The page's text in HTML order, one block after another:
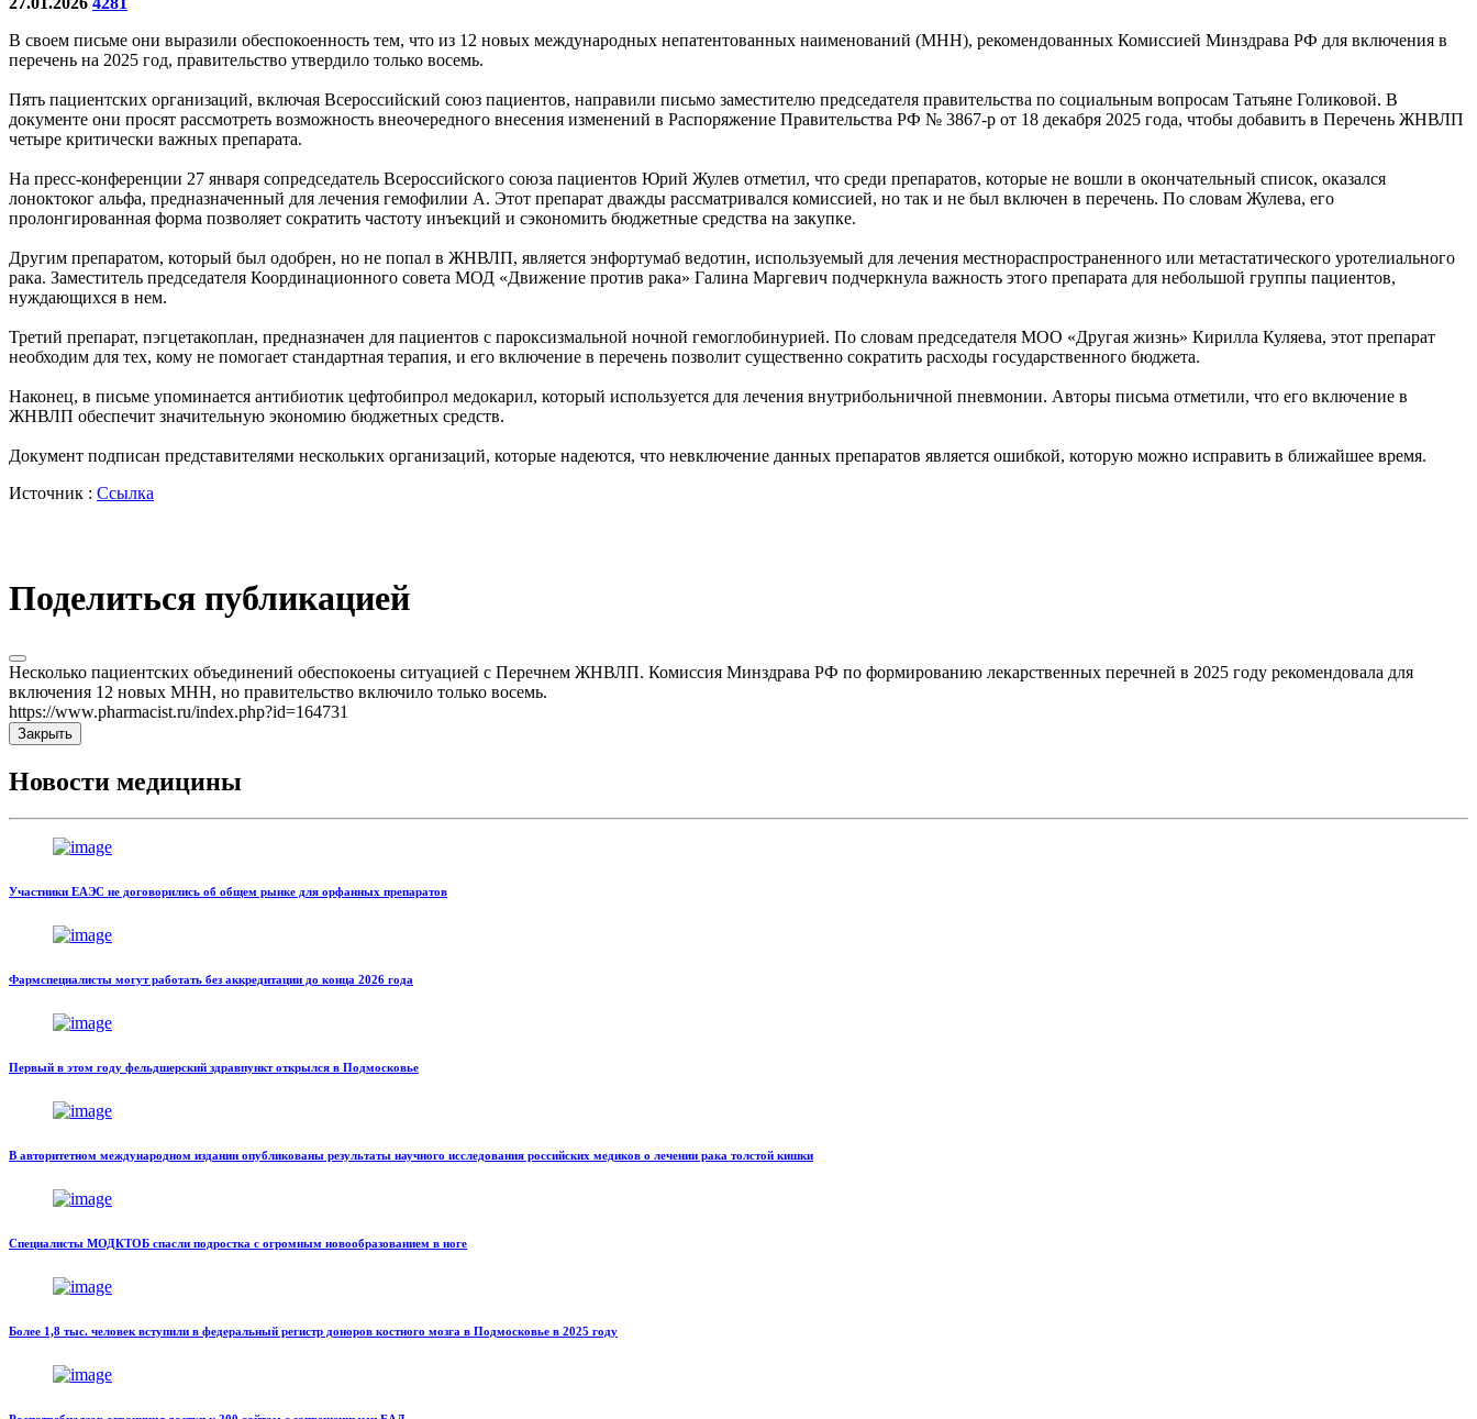
В своем письме они выразили обеспокоенность тем, что из 12 новых международных непатентованных наименований (МНН), рекомендованных Комиссией Минздрава РФ для включения в
перечень на 2025 год, правительство утвердило только восемь.
Пять пациентских организаций, включая Всероссийский союз пациентов, направили письмо заместителю председателя правительства по социальным вопросам Татьяне Голиковой. В
документе они просят рассмотреть возможность внеочередного внесения изменений в Распоряжение Правительства РФ № 3867-р от 18 декабря 2025 года, чтобы добавить в Перечень ЖНВЛП
четыре критически важных препарата.
На пресс-конференции 27 января сопредседатель Всероссийского союза пациентов Юрий Жулев отметил, что среди препаратов, которые не вошли в окончательный список, оказался
лоноктоког альфа, предназначенный для лечения гемофилии А. Этот препарат дважды рассматривался комиссией, но так и не был включен в перечень. По словам Жулева, его
пролонгированная форма позволяет сократить частоту инъекций и сэкономить бюджетные средства на закупке.
Другим препаратом, который был одобрен, но не попал в ЖНВЛП, является энфортумаб ведотин, используемый для лечения местнораспространенного или метастатического уротелиального
рака. Заместитель председателя Координационного совета МОД «Движение против рака» Галина Маргевич подчеркнула важность этого препарата для небольшой группы пациентов,
нуждающихся в нем.
Третий препарат, пэгцетакоплан, предназначен для пациентов с пароксизмальной ночной гемоглобинурией. По словам председателя МОО «Другая жизнь» Кирилла Куляева, этот препарат
необходим для тех, кому не помогает стандартная терапия, и его включение в перечень позволит существенно сократить расходы государственного бюджета.
Наконец, в письме упоминается антибиотик цефтобипрол медокарил, который используется для лечения внутрибольничной пневмонии. Авторы письма отметили, что его включение в
ЖНВЛП обеспечит значительную экономию бюджетных средств.
Документ подписан представителями нескольких организаций, которые надеются, что невключение данных препаратов является ошибкой, которую можно исправить в ближайшее время.
Источник : Ссылка
Поделиться публикацией
Несколько пациентских объединений обеспокоены ситуацией с Перечнем ЖНВЛП. Комиссия Минздрава РФ по формированию лекарственных перечней в 2025 году рекомендовала для
включения 12 новых МНН, но правительство включило только восемь.
https://www.pharmacist.ru/index.php?id=164731
Закрыть
Новости медицины
Участники ЕАЭС не договорились об общем рынке для орфанных препаратов
Фармспециалисты могут работать без аккредитации до конца 2026 года
Первый в этом году фельдшерский здравпункт открылся в Подмосковье
В авторитетном международном издании опубликованы результаты научного исследования российских медиков о лечении рака толстой кишки
Специалисты МОДКТОБ спасли подростка с огромным новообразованием в ноге
Более 1,8 тыс. человек вступили в федеральный регистр доноров костного мозга в Подмосковье в 2025 году